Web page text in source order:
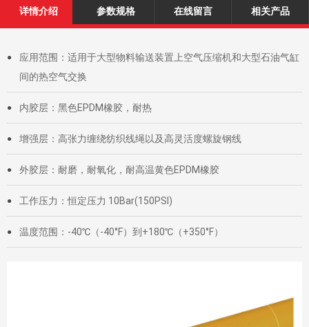
详情介绍 参数规格 在线留言 相关产品
●
应用范围：适用于大型物料输送装置上空气压缩机和大型石油气缸
间的热空气交换
● 内胶层：黑色EPDM橡胶，耐热
● 增强层：高张力缠绕纺织线绳以及高灵活度螺旋钢线
● 外胶层：耐磨，耐氧化，耐高温黄色EPDM橡胶
● 工作压力：恒定压力 10Bar(150PSI)
● 温度范围：-40℃（-40°F）到+180℃（+350°F）